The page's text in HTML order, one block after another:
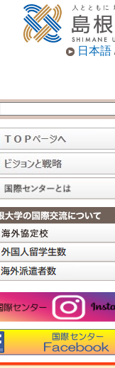
日本語